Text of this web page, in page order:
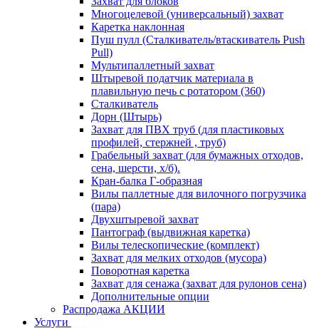
Многоцелевой (универсальный) захват
Каретка наклонная
Пуш пулл (Сталкиватель/втаскиватель Push
Pull)
Мультипаллетный захват
Штыревой податчик материала в
плавильную печь с ротатором (360)
Сталкиватель
Дорн (Штырь)
Захват для ПВХ труб (для пластиковых
профилей, стержней , труб)
Грабельный захват (для бумажных отходов,
сена, шерсти, х/б).
Кран-балка Г-образная
Вилы паллетные для вилочного погрузчика
(пара)
Двухштыревой захват
Пантограф (выдвижная каретка)
Вилы телескопические (комплект)
Захват для мелких отходов (мусора)
Поворотная каретка
Захват для сенажа (захват для рулонов сена)
Дополнительные опции
Распродажа АКЦИИ
Услуги